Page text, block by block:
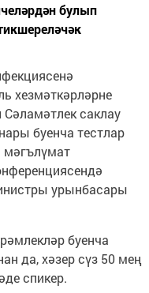
булып
хезмәткәрләрне
Сәламәтлек саклау
буенча тестлар
мәгълүмат
урынбасары
буенча
да, хәзер сүз 50 мең
спикер.